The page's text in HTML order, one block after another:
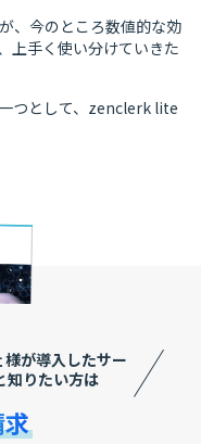
、今のところ数値的な効
上手く使い分けていきた
つとして、zenclerk lite
が導入したサー
知りたい方は